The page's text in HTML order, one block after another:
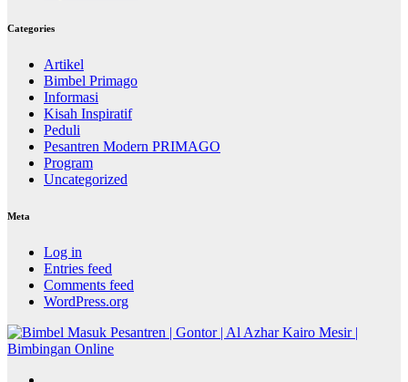
Categories
Artikel
Bimbel Primago
Informasi
Kisah Inspiratif
Peduli
Pesantren Modern PRIMAGO
Program
Uncategorized
Meta
Log in
Entries feed
Comments feed
WordPress.org